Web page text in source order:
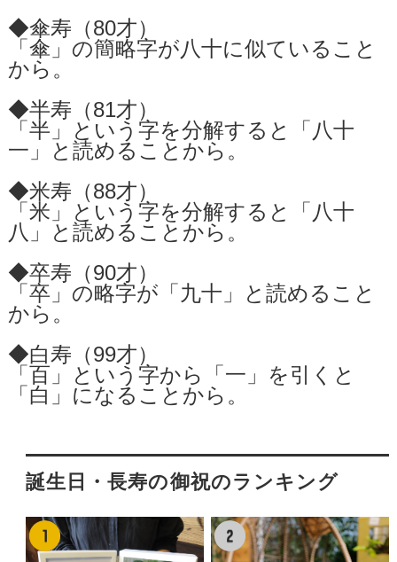
◆傘寿（80才）
「傘」の簡略字が八十に似ていること
から。
◆半寿（81才）
「半」という字を分解すると「八十
一」と読めることから。
◆米寿（88才）
「米」という字を分解すると「八十
八」と読めることから。
◆卒寿（90才）
「卒」の略字が「九十」と読めること
から。
◆白寿（99才）
「百」という字から「一」を引くと
「白」になることから。
誕生日・長寿の御祝のランキング